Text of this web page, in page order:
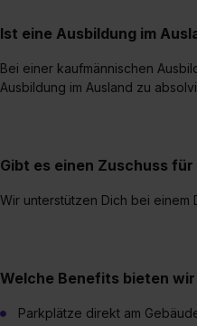
Ist eine Ausbildung im
Bei einer kaufmännischen
Ausbildung im Ausland zu
Gibt es einen Zuschuss
Wir unterstützen Dich bei einem
Welche Benefits bieten wir
Parkplätze direkt am